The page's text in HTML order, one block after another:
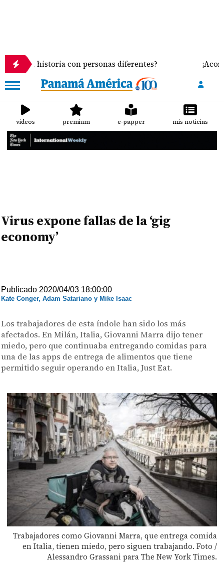
historia con personas diferentes?
videos premium e-papper mis noticias
Virus expone fallas de la ‘gig
economy’
Publicado 2020/04/03 18:00:00
Kate Conger, Adam Satariano y Mike Isaac
Los trabajadores de esta índole han sido los más
afectados. En Milán, Italia, Giovanni Marra dijo tener
miedo, pero que continuaba entregando comidas para
una de las apps de entrega de alimentos que tiene
permitido seguir operando en Italia, Just Eat.
Trabajadores como Giovanni Marra, que entrega comida
en Italia, tienen miedo, pero siguen trabajando. Foto /
Alessandro Grassani para The New York Times.